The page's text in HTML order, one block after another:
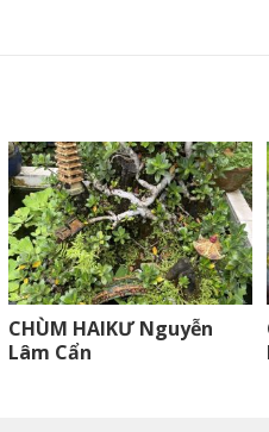
CHÙM HAIKƯ Nguyễn
Lâm Cẩn